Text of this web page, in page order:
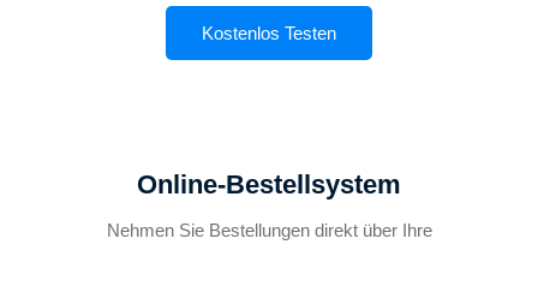
Kostenlos Testen
Online-Bestellsystem
Nehmen Sie Bestellungen direkt über Ihre